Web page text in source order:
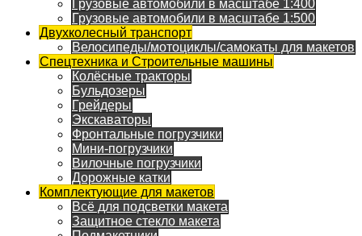
Грузовые автомобили в масштабе 1:400
Грузовые автомобили в масштабе 1:500
Двухколесный транспорт
Велосипеды/мотоциклы/самокаты для макетов
Спецтехника и Строительные машины
Колёсные тракторы
Бульдозеры
Грейдеры
Экскаваторы
Фронтальные погрузчики
Мини-погрузчики
Вилочные погрузчики
Дорожные катки
Комплектующие для макетов
Всё для подсветки макета
Защитное стекло макета